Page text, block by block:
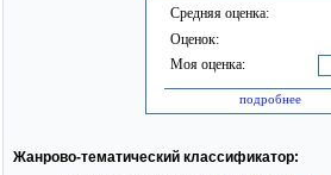
Средняя оценка:
Оценок:
Моя оценка:
подробнее
Жанрово-тематический классификатор: